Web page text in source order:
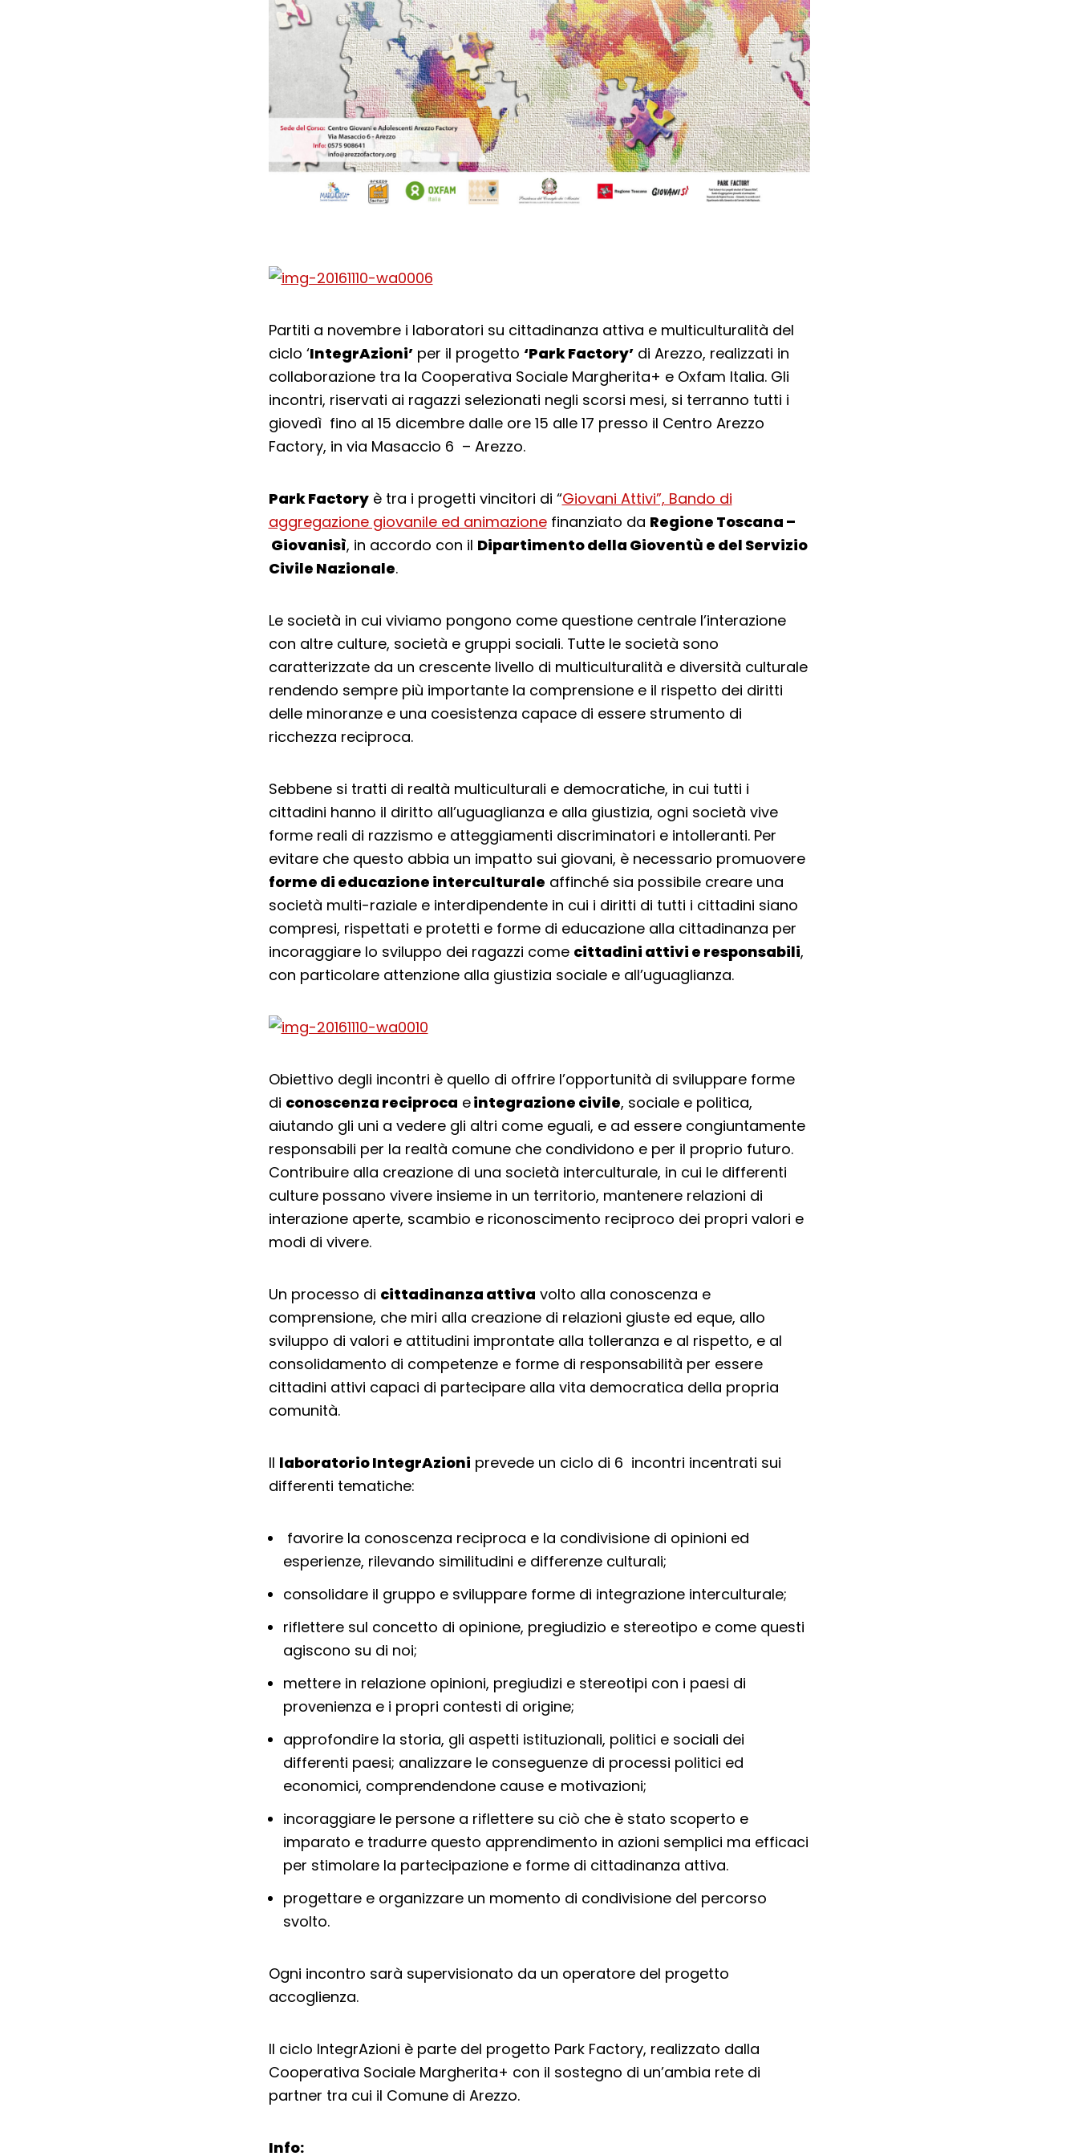
Partiti a novembre i laboratori su cittadinanza attiva e multiculturalità del
ciclo ‘IntegrAzioni’per il progetto ‘Park Factory’di Arezzo, realizzati in
collaborazione tra la Cooperativa Sociale Margherita+ e Oxfam Italia. Gli
incontri, riservati ai ragazzi selezionati negli scorsi mesi, si terranno tutti i
giovedì fino al 15 dicembre dalle ore 15 alle 17 presso il Centro Arezzo
Factory, in via Masaccio 6 – Arezzo.
Park Factoryè tra i progetti vincitori di “Giovani Attivi”, Bando di
aggregazione giovanile ed animazionefinanziato da Regione Toscana –
Giovanisì, in accordo con il Dipartimento della Gioventù e del Servizio
Civile Nazionale.
Le società in cui viviamo pongono come questione centrale l’interazione
con altre culture, società e gruppi sociali. Tutte le società sono
caratterizzate da un crescente livello di multiculturalità e diversità culturale
rendendo sempre più importante la comprensione e il rispetto dei diritti
delle minoranze e una coesistenza capace di essere strumento di
ricchezza reciproca.
Sebbene si tratti di realtà multiculturali e democratiche, in cui tutti i
cittadini hanno il diritto all’uguaglianza e alla giustizia, ogni società vive
forme reali di razzismo e atteggiamenti discriminatori e intolleranti. Per
evitare che questo abbia un impatto sui giovani, è necessario promuovere
forme di educazione interculturale affinché sia possibile creare una
società multi-raziale e interdipendente in cui i diritti di tutti i cittadini siano
compresi, rispettati e protetti e forme di educazione alla cittadinanza per
incoraggiare lo sviluppo dei ragazzi come cittadini attivi e responsabili,
con particolare attenzione alla giustizia sociale e all’uguaglianza.
Obiettivo degli incontri è quello di offrire l’opportunità di sviluppare forme
di conoscenza reciproca eintegrazione civile, sociale e politica,
aiutando gli uni a vedere gli altri come eguali, e ad essere congiuntamente
responsabili per la realtà comune che condividono e per il proprio futuro.
Contribuire alla creazione di una società interculturale, in cui le differenti
culture possano vivere insieme in un territorio, mantenere relazioni di
interazione aperte, scambio e riconoscimento reciproco dei propri valori e
modi di vivere.
Un processo di cittadinanza attiva volto alla conoscenza e
comprensione, che miri alla creazione di relazioni giuste ed eque, allo
sviluppo di valori e attitudini improntate alla tolleranza e al rispetto, e al
consolidamento di competenze e forme di responsabilità per essere
cittadini attivi capaci di partecipare alla vita democratica della propria
comunità.
Il laboratorio IntegrAzioni prevede un ciclo di 6 incontri incentrati sui
differenti tematiche:
favorire la conoscenza reciproca e la condivisione di opinioni ed
esperienze, rilevando similitudini e differenze culturali;
consolidare il gruppo e sviluppare forme di integrazione interculturale;
riflettere sul concetto di opinione, pregiudizio e stereotipo e come questi
agiscono su di noi;
mettere in relazione opinioni, pregiudizi e stereotipi con i paesi di
provenienza e i propri contesti di origine;
approfondire la storia, gli aspetti istituzionali, politici e sociali dei
differenti paesi; analizzare le conseguenze di processi politici ed
economici, comprendendone cause e motivazioni;
incoraggiare le persone a riflettere su ciò che è stato scoperto e
imparato e tradurre questo apprendimento in azioni semplici ma efficaci
per stimolare la partecipazione e forme di cittadinanza attiva.
progettare e organizzare un momento di condivisione del percorso
svolto.
Ogni incontro sarà supervisionato da un operatore del progetto
accoglienza.
Il ciclo IntegrAzioni è parte del progetto Park Factory, realizzato dalla
Cooperativa Sociale Margherita+ con il sostegno di un’ambia rete di
partner tra cui il Comune di Arezzo.
Info: